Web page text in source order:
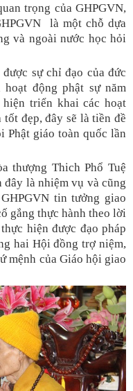
trọng của GHPGVN,
là một chỗ dựa
và ngoài nước học hỏi
sự chỉ đạo của đức
động phật sự năm
hiện triển khai các hoạt
đẹp, đây sẽ là tiền đề
Phật giáo toàn quốc lần
thượng Thich Phổ Tuệ
đây là nhiệm vụ và cũng
tin tưởng giao
gắng thực hành theo lời
hiện được đạo pháp
hai Hội đồng trợ niệm,
mệnh của Giáo hội giao